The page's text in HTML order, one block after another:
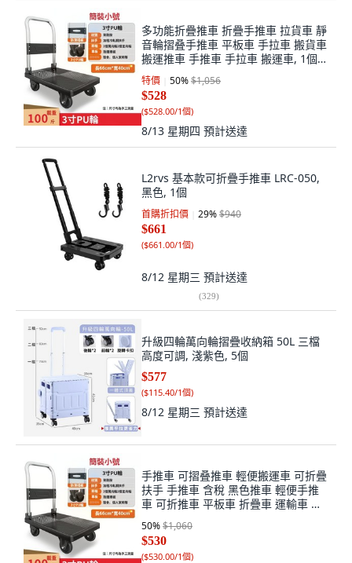
多功能折疊推車 折疊手推車 拉貨車 靜
音輪摺叠手推車 平板車 手拉車 搬貨車
搬運推車 手推車 手拉車 搬運車, 1個,
普通66x40輕靜音100斤（台灣現貨）
特價 50%$1,056
$528
($528.00/1個)
8/13 星期四 預計送達
L2rvs 基本款可折疊手推車 LRC-050,
黑色, 1個
首購折扣價 29%$940
$661
($661.00/1個)
8/12 星期三 預計送達
(329)
升級四輪萬向輪摺疊收納箱 50L 三檔
高度可調, 淺紫色, 5個
$577
($115.40/1個)
8/12 星期三 預計送達
手推車 可摺叠推車 輕便搬運車 可折疊
扶手 手推車 含稅 黑色推車 輕便手推
車 可折推車 平板車 折疊車 運輸車 手
拉車 推車, 1個, 普通66x40輕靜音100
斤（台灣現貨）, 普通66x40輕靜音
100斤
50%$1,060
$530
($530.00/1個)